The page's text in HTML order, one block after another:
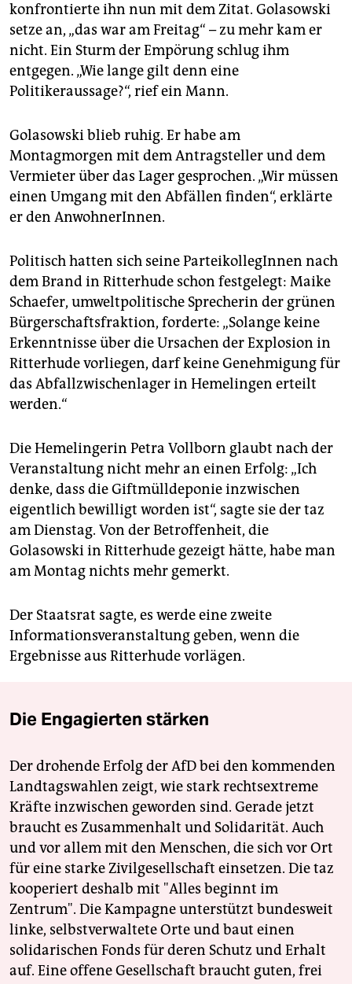
konfrontierte ihn nun mit dem Zitat. Golasowski
setze an, „das war am Freitag“ – zu mehr kam er
nicht. Ein Sturm der Empörung schlug ihm
entgegen. „Wie lange gilt denn eine
Politikeraussage?“, rief ein Mann.
Golasowski blieb ruhig. Er habe am
Montagmorgen mit dem Antragsteller und dem
Vermieter über das Lager gesprochen. „Wir müssen
einen Umgang mit den Abfällen finden“, erklärte
er den AnwohnerInnen.
Politisch hatten sich seine ParteikollegInnen nach
dem Brand in Ritterhude schon festgelegt: Maike
Schaefer, umweltpolitische Sprecherin der grünen
Bürgerschaftsfraktion, forderte: „Solange keine
Erkenntnisse über die Ursachen der Explosion in
Ritterhude vorliegen, darf keine Genehmigung für
das Abfallzwischenlager in Hemelingen erteilt
werden.“
Die Hemelingerin Petra Vollborn glaubt nach der
Veranstaltung nicht mehr an einen Erfolg: „Ich
denke, dass die Giftmülldeponie inzwischen
eigentlich bewilligt worden ist“, sagte sie der taz
am Dienstag. Von der Betroffenheit, die
Golasowski in Ritterhude gezeigt hätte, habe man
am Montag nichts mehr gemerkt.
Der Staatsrat sagte, es werde eine zweite
Informationsveranstaltung geben, wenn die
Ergebnisse aus Ritterhude vorlägen.
Die Engagierten stärken
Der drohende Erfolg der AfD bei den kommenden
Landtagswahlen zeigt, wie stark rechtsextreme
Kräfte inzwischen geworden sind. Gerade jetzt
braucht es Zusammenhalt und Solidarität. Auch
und vor allem mit den Menschen, die sich vor Ort
für eine starke Zivilgesellschaft einsetzen. Die taz
kooperiert deshalb mit "Alles beginnt im
Zentrum". Die Kampagne unterstützt bundesweit
linke, selbstverwaltete Orte und baut einen
solidarischen Fonds für deren Schutz und Erhalt
auf. Eine offene Gesellschaft braucht guten, frei